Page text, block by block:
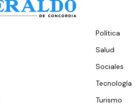
Política
Salud
Sociales
Tecnología
Turismo